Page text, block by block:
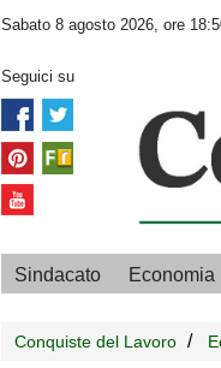
Sabato 8 agosto 2026, ore
Seguici su
Sindacato Economia
Conquiste del Lavoro